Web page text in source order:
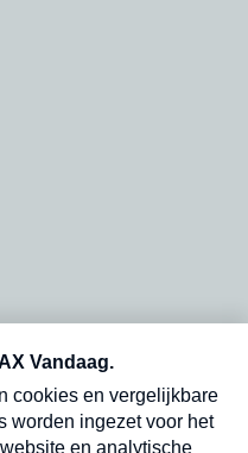
dinsdagochtend in
Verzend